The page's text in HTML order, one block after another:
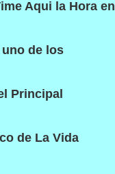
Aqui la Hora en
de los
Principal
de La Vida